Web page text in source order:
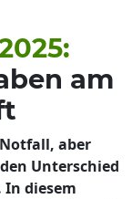
am
aber
Unterschied
In diesem